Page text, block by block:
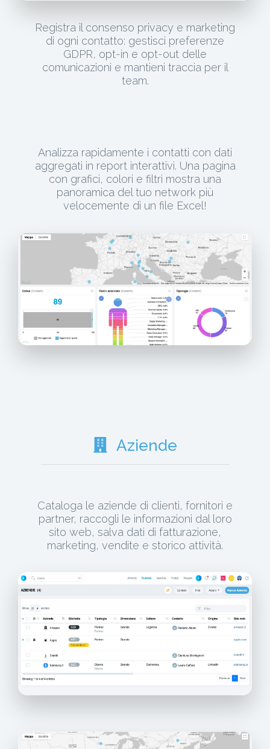
Registra il consenso privacy e marketing
di ogni contatto: gestisci preferenze
GDPR, opt-in e opt-out delle
comunicazioni e mantieni traccia per il
team.
Analizza rapidamente i contatti con dati
aggregati in report interattivi. Una pagina
con grafici, colori e filtri mostra una
panoramica del tuo network più
velocemente di un file Excel!
Aziende
Cataloga le aziende di clienti, fornitori e
partner, raccogli le informazioni dal loro
sito web, salva dati di fatturazione,
marketing, vendite e storico attività.